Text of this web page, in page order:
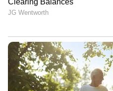
സംഘടിപ്പിച്ചയാൾ
ദൃക്‌സാക്ഷികളായ
രക്ഷിക്കാൻ
വിജയിച്ചില്ല.